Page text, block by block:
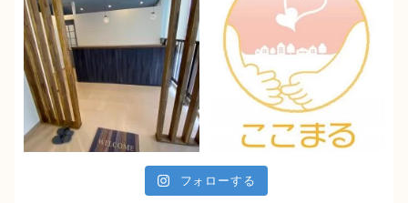
フォローする